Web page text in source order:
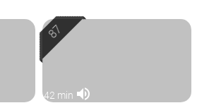
42 min volume_up